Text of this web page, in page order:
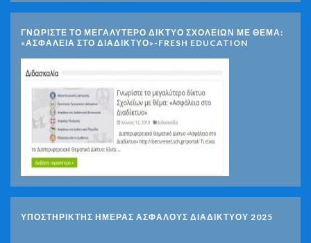
ΓΝΩΡΊΣΤΕ ΤΟ ΜΕΓΑΛΎΤΕΡΟ ΔΊΚΤΥΟ ΣΧΟΛΕΊΩΝ ΜΕ ΘΈΜΑ:
«ΑΣΦΆΛΕΙΑ ΣΤΟ ΔΙΑΔΊΚΤΥΟ»-FRESH EDUCATION
ΥΠΟΣΤΗΡΙΚΤΗΣ ΗΜΕΡΑΣ ΑΣΦΑΛΟΥΣ ΔΙΑΔΙΚΤΥΟΥ 2025